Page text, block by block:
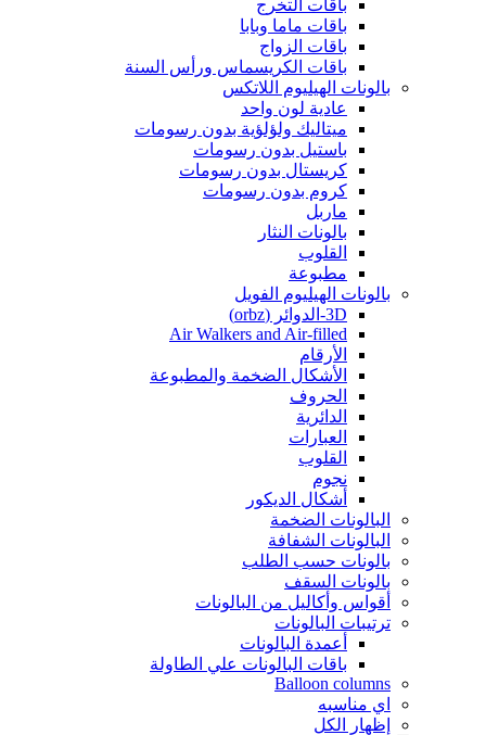
باقات التخرج
باقات ماما وبابا
باقات الزواج
باقات الكريسماس ورأس السنة
بالونات الهيليوم اللاتكس
عادية لون واحد
ميتاليك ولؤلؤية بدون رسومات
باستيل بدون رسومات
كريستال بدون رسومات
كروم بدون رسومات
ماربل
بالونات النثار
القلوب
مطبوعة
بالونات الهيليوم الفويل
3D-الدوائر (orbz)
Air Walkers and Air-filled
الأرقام
الأشكال الضخمة والمطبوعة
الحروف
الدائرية
العبارات
القلوب
نجوم
أشكال الديكور
البالونات الضخمة
البالونات الشفافة
بالونات حسب الطلب
بالونات السقف
أقواس وأكاليل من البالونات
ترتيبات البالونات
أعمدة البالونات
باقات البالونات علي الطاولة
Balloon columns
اي مناسبه
إظهار الكل